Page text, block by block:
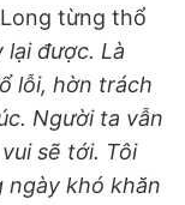
từng thổ
lại được. Là
lỗi, hờn trách
Người ta vẫn
sẽ tới. Tôi
ngày khó khăn